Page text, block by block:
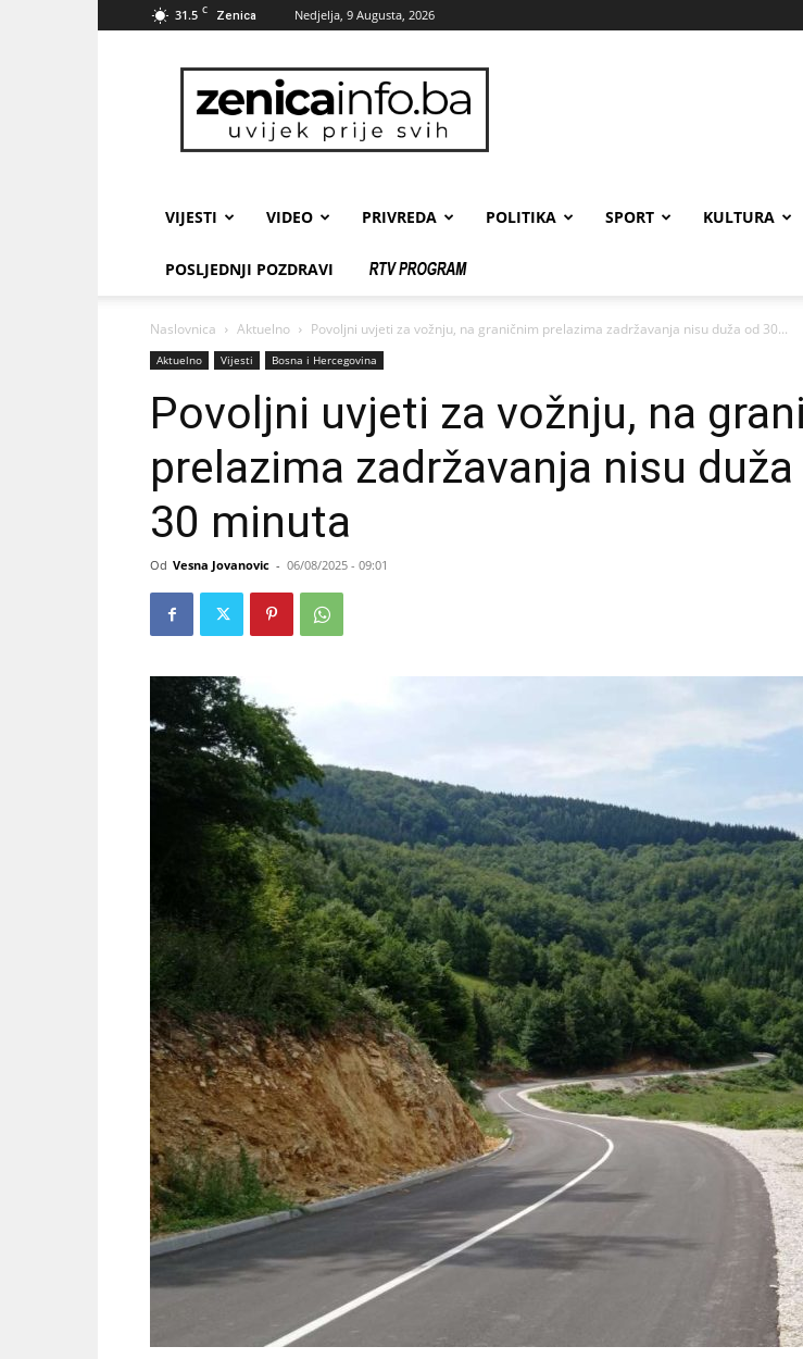
31.5 C Zenica Nedjelja, 9 Augusta, 2026
zenicainfo.ba
VIJESTI VIDEO PRIVREDA POLITIKA SPORT KULTURA
POSLJEDNJI POZDRAVI
Naslovnica Aktuelno Povoljni uvjeti za vožnju, na graničnim prelazima zadržavanja nisu duža od 30...
Aktuelno Vijesti Bosna i Hercegovina
Povoljni uvjeti za vožnju, na
prelazima zadržavanja nisu duža
30 minuta
Od Vesna Jovanovic - 06/08/2025 - 09:01